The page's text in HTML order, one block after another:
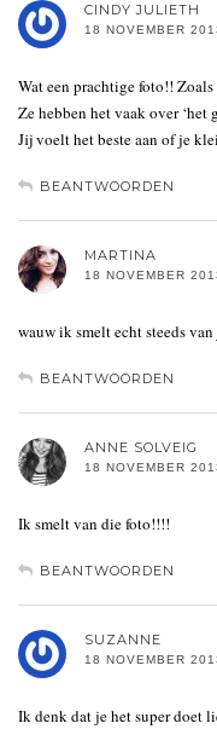
CINDY JULIETH
18 NOVEMBER
Wat een prachtige foto!!
Ze hebben het vaak over
Jij voelt het beste aan of je
BEANTWOORDEN
MARTINA
18 NOVEMBER
wauw ik smelt echt steeds
BEANTWOORDEN
ANNE SOLVEIG
18 NOVEMBER
Ik smelt van die foto!!!!
BEANTWOORDEN
SUZANNE
18 NOVEMBER
Ik denk dat je het super doet